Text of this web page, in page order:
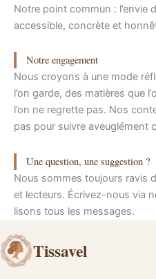
Notre point commun : l’envie
accessible, concrète et
Notre engagement
Nous croyons à une mode
l’on garde, des matières que
l’on ne regrette pas. Nos
pas pour suivre aveuglément
Une question, une suggestion ?
Nous sommes toujours ravis
et lecteurs. Écrivez-nous via
lisons tous les messages.
Tissavel